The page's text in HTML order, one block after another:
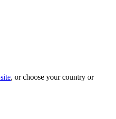
, or choose your country or